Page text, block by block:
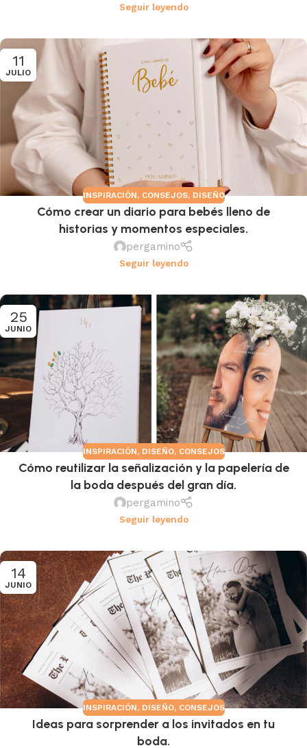
Seguir leyendo
11
JULIO
INSPIRACIÓN, CONSEJOS, DISEÑO
Cómo crear un diario para bebés lleno de
historias y momentos especiales.
pergamino
Seguir leyendo
25
JUNIO
INSPIRACIÓN, DISEÑO, CONSEJOS
Cómo reutilizar la señalización y la papelería de
la boda después del gran día.
pergamino
Seguir leyendo
14
JUNIO
INSPIRACIÓN, DISEÑO, CONSEJOS
Ideas para sorprender a los invitados en tu
boda.